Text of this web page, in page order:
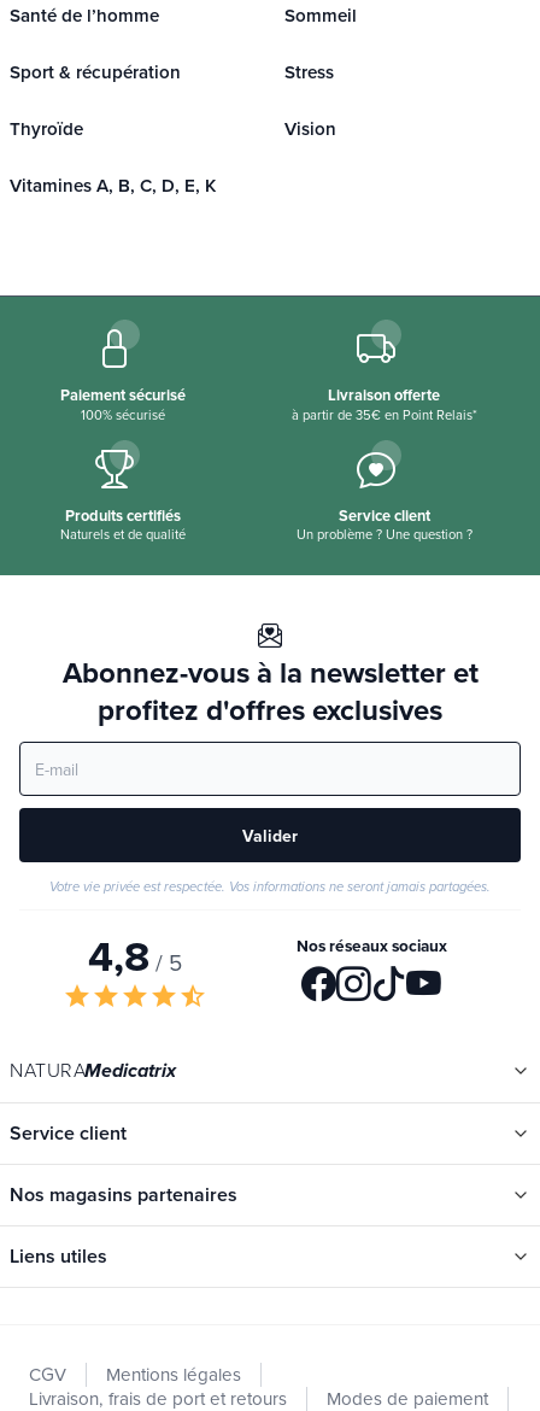
Santé de l’homme Sommeil
Sport & récupération Stress
Thyroïde Vision
Vitamines A, B, C, D, E, K
Paiement sécurisé
100% sécurisé
Livraison offerte
à partir de 35€ en Point Relais*
Produits certifiés
Naturels et de qualité
Service client
Un problème ? Une question ?
Abonnez-vous à la newsletter et
profitez d'offres exclusives
Valider
Votre vie privée est respectée. Vos informations ne seront jamais partagées.
4,8 / 5
starstarstarstarstar_half
Nos réseaux sociaux
NATURAMedicatrix
Service client
Nos magasins partenaires
Liens utiles
Promotions
CGV
Mentions légales
Livraison, frais de port et retours
Modes de paiement